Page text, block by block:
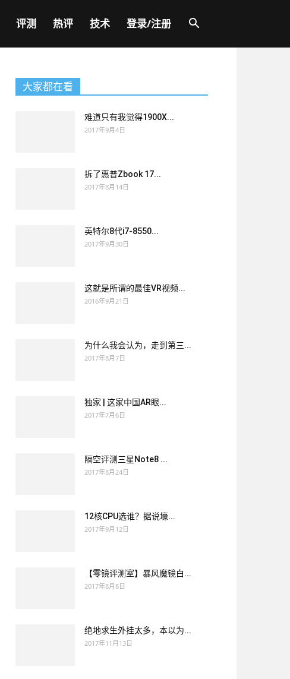
评测 热评 技术 登录/注册
大家都在看
难道只有我觉得1900X...
2017年9月4日
拆了惠普Zbook 17...
2017年8月14日
英特尔8代i7-8550...
2017年9月30日
这就是所谓的最佳VR视频...
2016年9月21日
为什么我会认为，走到第三...
2017年8月7日
独家 | 这家中国AR眼...
2017年7月6日
隔空评测三星Note8 ...
2017年8月24日
12核CPU选谁？据说壕...
2017年9月12日
【零镜评测室】暴风魔镜白...
2017年8月8日
绝地求生外挂太多，本以为...
2017年11月13日